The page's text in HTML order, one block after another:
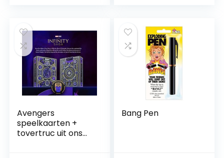
Avengers
speelkaarten +
tovertruc uit ons
Bang Pen